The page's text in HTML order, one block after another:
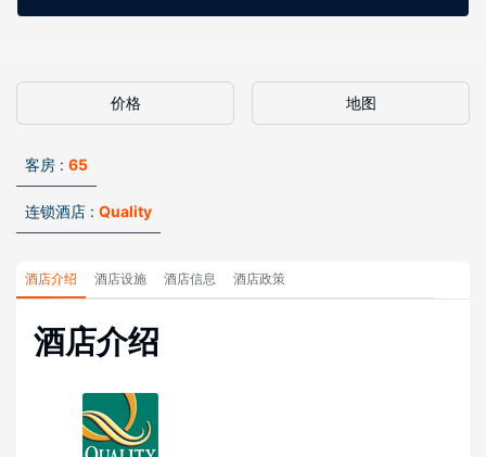
价格 地图
客房 : 65
连锁酒店 : Quality
酒店介绍 酒店设施 酒店信息 酒店政策
酒店介绍